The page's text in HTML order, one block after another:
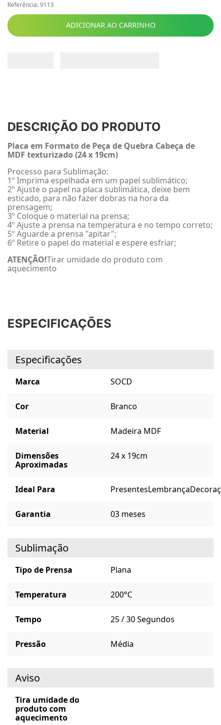
Referência:9113
ADICIONAR AO CARRINHO
DESCRIÇÃO DO PRODUTO
Placa em Formato de Peça de Quebra Cabeça de
MDF texturizado (24 x 19cm)
Processo para Sublimação:
1º Imprima espelhada em um papel sublimático;
2º Ajuste o papel na placa sublimática, deixe bem
esticado, para não fazer dobras na hora da
prensagem;
3º Coloque o material na prensa;
4º Ajuste a prensa na temperatura e no tempo correto;
5º Aguarde a prensa "apitar";
6º Retire o papel do material e espere esfriar;
ATENÇÃO!Tirar umidade do produto com
aquecimento
ESPECIFICAÇÕES
Especificações
Marca SOCD
Cor Branco
Material Madeira MDF
Dimensões
Aproximadas
24 x 19cm
Ideal Para PresentesLembrança
Garantia 03 meses
Sublimação
Tipo de Prensa Plana
Temperatura 200°C
Tempo 25 / 30 Segundos
Pressão Média
Aviso
Tira umidade do
produto com
aquecimento